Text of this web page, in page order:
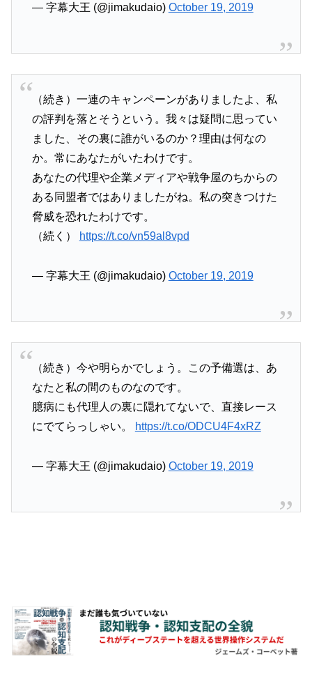
— 字幕大王 (@jimakudaio) October 19, 2019
（続き）一連のキャンペーンがありましたよ、私
の評判を落とそうという。我々は疑問に思ってい
ました、その裏に誰がいるのか？理由は何なの
か。常にあなたがいたわけです。
あなたの代理や企業メディアや戦争屋のちからの
ある同盟者ではありましたがね。私の突きつけた
脅威を恐れたわけです。
（続く）
https://t.co/vn59al8vpd
— 字幕大王 (@jimakudaio) October 19, 2019
（続き）今や明らかでしょう。この予備選は、あ
なたと私の間のものなのです。
臆病にも代理人の裏に隠れてないで、直接レース
にでてらっしゃい。
https://t.co/ODCU4F4xRZ
— 字幕大王 (@jimakudaio) October 19, 2019